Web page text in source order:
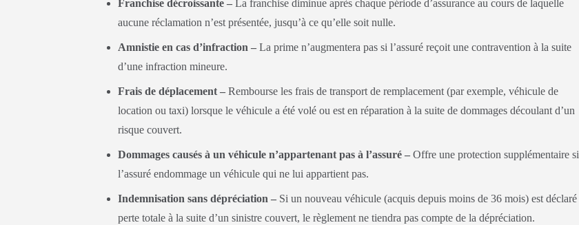
Franchise décroissante –La franchise diminue après chaque période d’assurance au cours de laquelle
aucune réclamation n’est présentée, jusqu’à ce qu’elle soit nulle.
Amnistie en cas d’infraction –La prime n’augmentera pas si l’assuré reçoit une contravention à la suite
d’une infraction mineure.
Frais de déplacement –Rembourse les frais de transport de remplacement (par exemple, véhicule de
location ou taxi) lorsque le véhicule a été volé ou est en réparation à la suite de dommages découlant d’un
risque couvert.
Dommages causés à un véhicule n’appartenant pas à l’assuré –Offre une protection supplémentaire si
l’assuré endommage un véhicule qui ne lui appartient pas.
Indemnisation sans dépréciation –Si un nouveau véhicule (acquis depuis moins de 36 mois) est déclaré
perte totale à la suite d’un sinistre couvert, le règlement ne tiendra pas compte de la dépréciation.